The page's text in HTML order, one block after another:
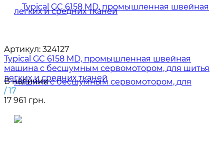
Артикул: 324127
Typical GC 6158 MD, промышленная швейная
машина с бесшумным сервомотором, для шитья
легких и средних тканей
В наличии
/ 17
17 961 грн.